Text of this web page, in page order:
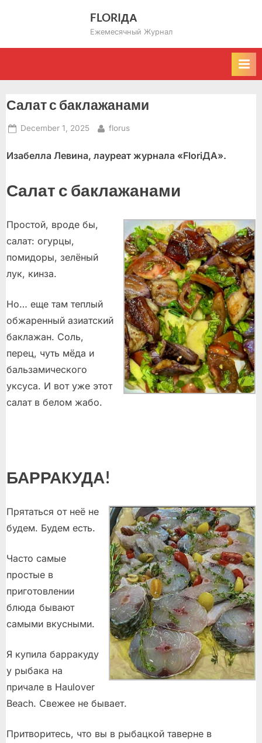
FLORIДА
Ежемесячный Журнал
Салат с баклажанами
Posted
December 1, 2025 By
florus
Изабелла Левина, лауреат журнала «FloriДА».
Салат с баклажанами
Простой, вроде бы,
салат: огурцы,
помидоры, зелёный
лук, кинза.
Но… еще там теплый
обжаренный азиатский
баклажан. Соль,
перец, чуть мёда и
бальзамического
уксуса. И вот уже этот
салат в белом жабо.
БАРРАКУДА!
Прятаться от неё не
будем. Будем есть.
Часто самые
простые в
приготовлении
блюда бывают
самыми вкусными.
Я купила барракуду
у рыбака на
причале в Haulover
Beach. Свежее не бывает.
Притворитесь, что вы в рыбацкой таверне в